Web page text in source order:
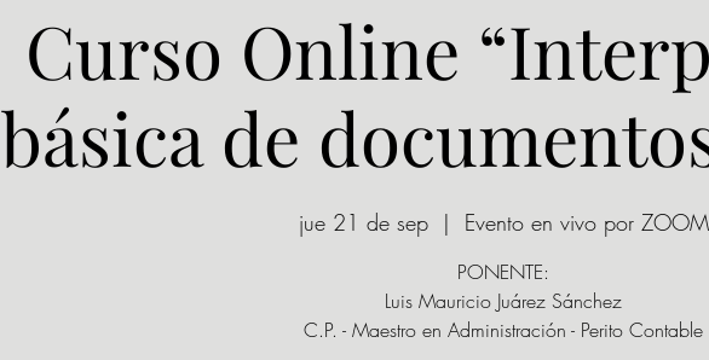
Curso Online
básica de
jue 21 de sep
  |
Evento en vivo por ZOOM
PONENTE:
Luis Mauricio Juárez Sánchez
C.P. - Maestro en Administración - Perito Contable